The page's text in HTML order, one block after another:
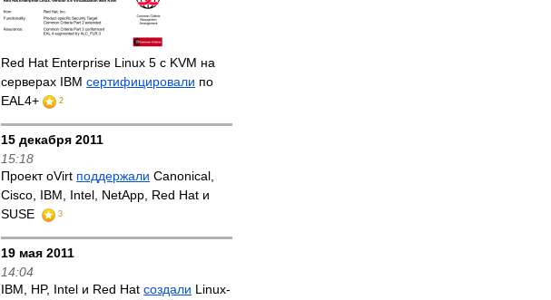
Red Hat Enterprise Linux 5 с KVM на
серверах IBMсертифицировали по
EAL4+
2
15 декабря 2011
15:18
Проект oVirt поддержали Canonical,
Cisco, IBM, Intel, NetApp, Red Hat и
SUSE
3
19 мая 2011
14:04
IBM, HP, Intel и Red Hatсоздали Linux-